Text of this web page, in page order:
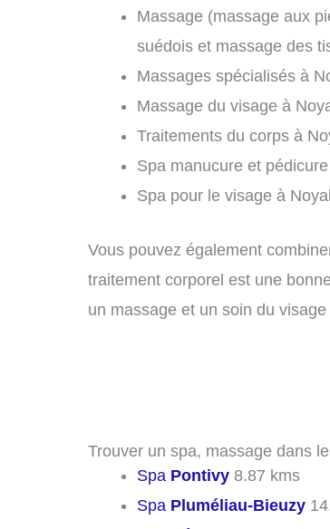
Massage (massage aux
suédois et massage des
Massages spécialisés à
Massage du visage à
Traitements du corps à
Spa manucure et
Spa pour le visage à
Vous pouvez également
traitement corporel est une
un massage et un soin du
Trouver un spa, massage dans
Spa Pontivy 8.87 kms
Spa Pluméliau-Bieuzy